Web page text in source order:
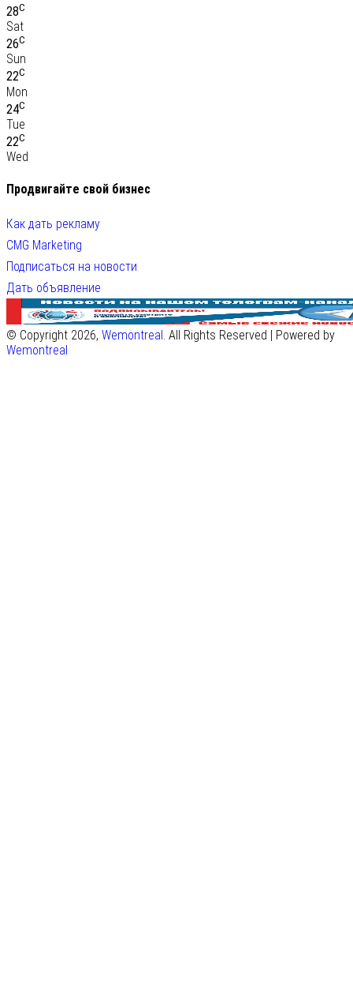
28C
Sat
26C
Sun
22C
Mon
24C
Tue
22C
Wed
Продвигайте свой бизнес
Как дать рекламу
CMG Marketing
Подписаться на новости
Дать объявление
© Copyright 2026, Wemontreal. All Rights Reserved | Powered by
Wemontreal